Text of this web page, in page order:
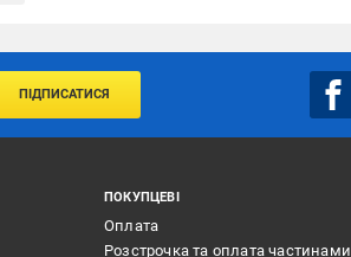
ПІДПИСАТИСЯ
ПОКУПЦЕВІ
Оплата
Розстрочка та оплата частинами